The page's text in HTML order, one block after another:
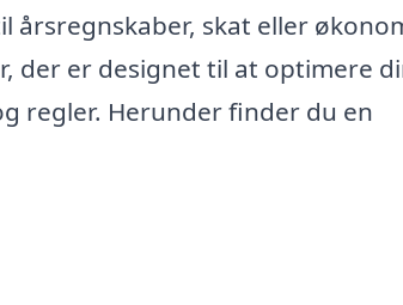
skat eller
der er designet til at optimere
regler. Herunder finder du en